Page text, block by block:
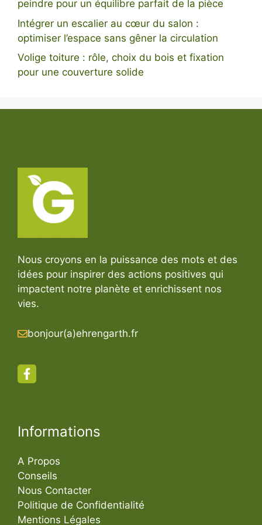
peindre pour un équilibre parfait de la pièce
Intégrer un escalier au cœur du salon :
optimiser l’espace sans gêner la circulation
Volige toiture : rôle, choix du bois et fixation
pour une couverture solide
Nous croyons en la puissance des mots et des
idées pour inspirer des actions positives qui
impactent notre planète et enrichissent nos
vies.
bonjour(a)ehrengarth.fr
Informations
A Propos
Conseils
Nous Contacter
Politique de Confidentialité
Mentions Légales